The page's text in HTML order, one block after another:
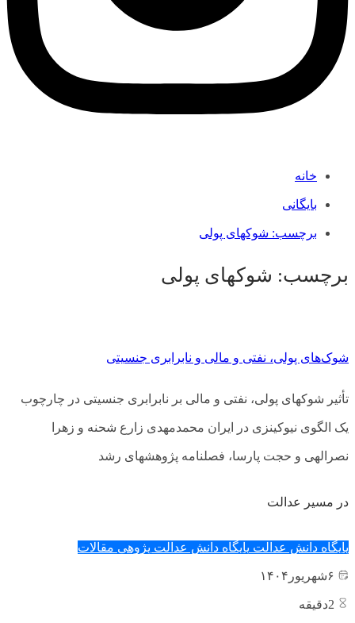
خانه
بایگانی
برچسب: شوک­های پولی
برچسب: شوک­های پولی
شوک‌های پولی، نفتی و مالی و نابرابری جنسیتی
تأثیر شوک­های پولی، نفتی و مالی بر نابرابری جنسیتی در چارچوب
یک الگوی نیوکینزی در ایران محمدمهدی زارع شحنه و زهرا
نصرالهی و حجت پارسا، فصل­نامه پژوهش­های رشد
در مسیر عدالت
پایگاه دانش عدالت پایگاه دانش عدالت پژوهی مقالات
شهریور ۱۴۰۴
دقیقه